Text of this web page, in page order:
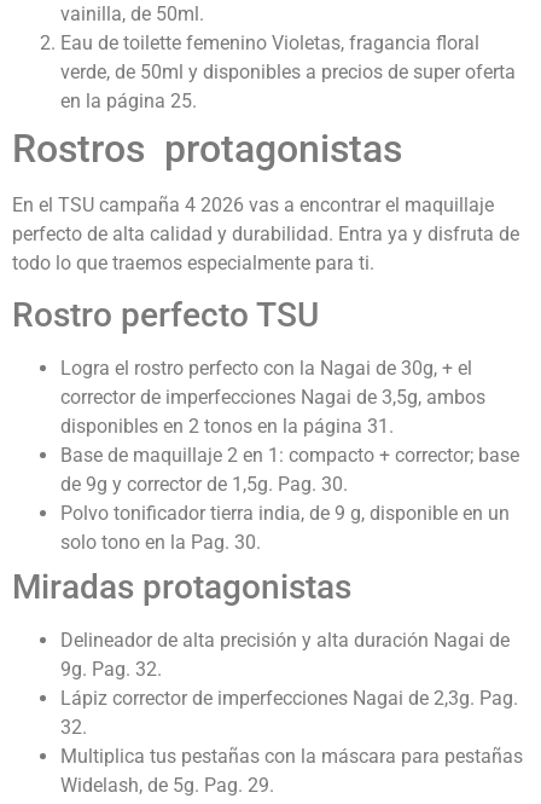
vainilla, de 50ml.
Eau de toilette femenino Violetas, fragancia floral
verde, de 50ml y disponibles a precios de super oferta
en la página 25.
Rostros protagonistas
En el TSU campaña 4 2026 vas a encontrar el maquillaje
perfecto de alta calidad y durabilidad. Entra ya y disfruta de
todo lo que traemos especialmente para ti.
Rostro perfecto TSU
Logra el rostro perfecto con la Nagai de 30g, + el
corrector de imperfecciones Nagai de 3,5g, ambos
disponibles en 2 tonos en la página 31.
Base de maquillaje 2 en 1: compacto + corrector; base
de 9g y corrector de 1,5g. Pag. 30.
Polvo tonificador tierra india, de 9 g, disponible en un
solo tono en la Pag. 30.
Miradas protagonistas
Delineador de alta precisión y alta duración Nagai de
9g. Pag. 32.
Lápiz corrector de imperfecciones Nagai de 2,3g. Pag.
32.
Multiplica tus pestañas con la máscara para pestañas
Widelash, de 5g. Pag. 29.